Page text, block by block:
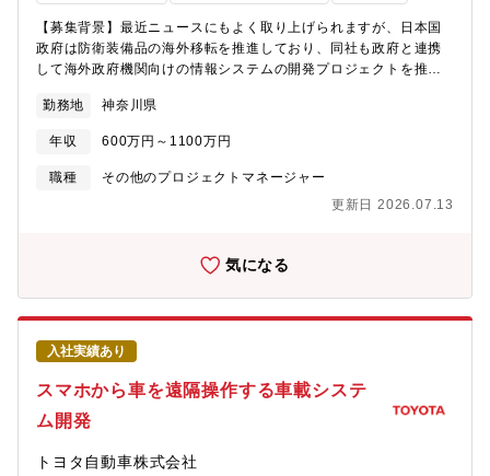
https://www.nri.com/jp/service/solution/ips/dwp/dwp_recruit■
転職者メッセージ コミュニケーション基盤エンジニア（2020年
キャリア入社 竹中 翔太郎）
http://career.nri.co.jp/members/members05.html【会社の魅
を保有しており、総合的な提案が可能です（時価総額上位50社の
ンサルティング、システム開発、アウトソーシングまで、超上流
から一気通貫でのサービス提供が可能です。■業界内でも年収水準
後に対し、NRIは17,4％（2022年）と高い営業利益率を誇りま
【募集背景】最近ニュースにもよく取り上げられますが、日本国
政府は防衛装備品の海外移転を推進しており、同社も政府と連携
して海外政府機関向けの情報システムの開発プロジェクトを推進
た情報システムの開発の中核を担い、国際的なプロジェクトを一
緒に推進していただけるシステムエンジニアを募集いたします。
【ミッション】海外政府機関向け情報システム開発プロジェクト
において、システムエンジニアとして上流工程からプロジェクト
を踏まえたシステム設計・ソフトウェア設計、試験計画の策定、
ステムの確実な導入・運用開始を実現することがミッションで
す。~補足~・方針設計以降の業務は別組織であるソフトウェア技
術部門の所掌となります。当ポジションではプロジェクト部門と
して社内関連部門と連携して進捗管理、変更管理等を継続的に実
施いただきます。 【具体的には】・ユーザからのヒアリング等に
よる要件定義・システム設計・ソフトウェア技術部門と連携して
ソフトウェア方式設計・システムのリリースに向けた現地作業計
画の作成やユーザとの調整・製品の輸出管理に関する業務・ソフ
トウェアのリリース以降の社内試験、現地試験、ユーザへの導入
格等・業務で使用する言語：日本語及び英語・プロジェクト管理
勤務地 神奈川県
年収 600万円～1100万円
職種
その他のプロジェクトマネージャー
更新日 2026.07.13
気になる
入社実績あり
スマホから車を遠隔操作する車載システ
ム開発
トヨタ自動車株式会社